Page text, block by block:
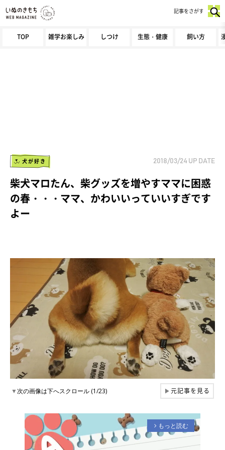
TOP 雑学お楽しみ しつけ 生態・健康 飼い方
記事をさがす
犬が好き 2018/03/24 UP DATE
柴犬マロたん、柴グッズを増やすママに困惑
の春・・・ママ、かわいいっていいすぎです
よー
▼次の画像は下へスクロール (1/23) ▶元記事を見る
arrow_forward_ios もっと読む